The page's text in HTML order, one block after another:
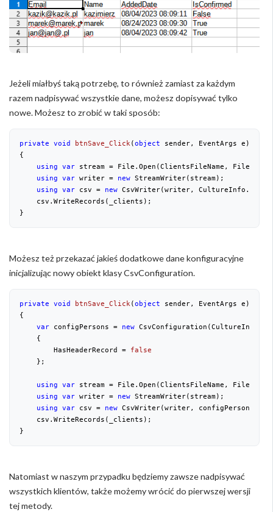
Jeżeli miałbyś taką potrzebę, to również zamiast za każdym
razem nadpisywać wszystkie dane, możesz dopisywać tylko
nowe. Możesz to zrobić w taki sposób:
private void btnSave_Click(object sender, EventArgs e
{
using var stream = File.Open(ClientsFileName,
using var writer = new StreamWriter(stream);
using var csv = new CsvWriter(writer,
    csv.WriteRecords(_clients);
}
Możesz też przekazać jakieś dodatkowe dane konfiguracyjne
inicjalizując nowy obiekt klasy CsvConfiguration.
private void btnSave_Click(object sender, EventArgs e
{
var configPersons = new
    {
        HasHeaderRecord =
false
    };
using var stream = File.Open(ClientsFileName,
using var writer = new StreamWriter(stream);
using var csv = new CsvWriter(writer, configPersons);
    csv.WriteRecords(_clients);
}
Natomiast w naszym przypadku będziemy zawsze nadpisywać
wszystkich klientów, także możemy wrócić do pierwszej wersji
tej metody.